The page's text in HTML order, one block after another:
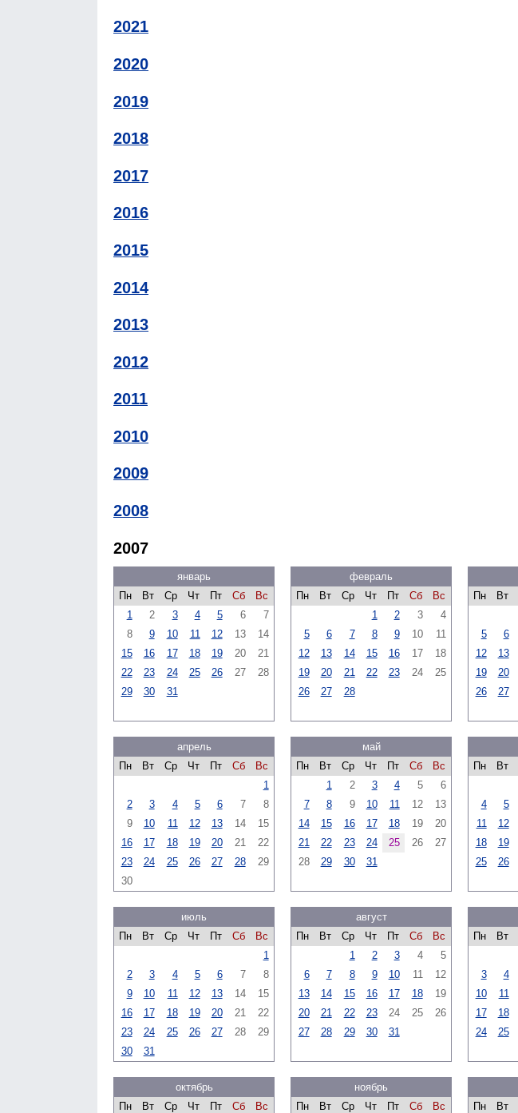
2021
2020
2019
2018
2017
2016
2015
2014
2013
2012
2011
2010
2009
2008
2007
январь
Пн
Вт Ср Чт Пт Сб
Вс
1
2 3 4 5 6
7
8
9 10 11 12 13
14
15
16 17 18 19 20
21
22
23 24 25 26 27
28
29
30 31
февраль
Пн
Вт Ср Чт Пт Сб
Вс
1
2 3
4
5
6 7 8 9 10
11
12
13 14 15 16 17
18
19
20 21 22 23 24
25
26
27 28
Пн
Вт
5
6
12
13
19
20
26
27
апрель
Пн
Вт Ср Чт Пт Сб
Вс
1
2
3 4 5 6 7
8
9
10 11 12 13 14
15
16
17 18 19 20 21
22
23
24 25 26 27 28
29
30
май
Пн
Вт Ср Чт Пт Сб
Вс
1
2 3 4 5
6
7
8 9 10 11 12
13
14
15 16 17 18 19
20
21
22 23 24 25 26
27
28
29 30 31
Пн
Вт
4
5
11
12
18
19
25
26
июль
Пн
Вт Ср Чт Пт Сб
Вс
1
2
3 4 5 6 7
8
9
10 11 12 13 14
15
16
17 18 19 20 21
22
23
24 25 26 27 28
29
30
31
август
Пн
Вт Ср Чт Пт Сб
Вс
1
2 3 4
5
6
7 8 9 10 11
12
13
14 15 16 17 18
19
20
21 22 23 24 25
26
27
28 29 30 31
Пн
Вт
3
4
10
11
17
18
24
25
октябрь
Пн
Вт Ср Чт Пт Сб Вс
ноябрь
Пн
Вт Ср Чт Пт Сб Вс
Пн
Вт